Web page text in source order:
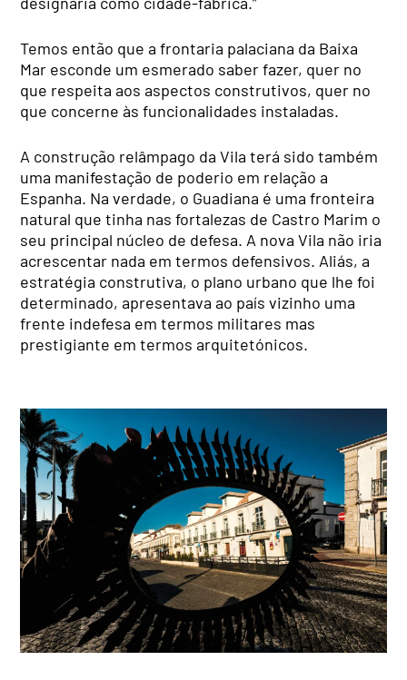
Temos então que a frontaria palaciana da Baixa
Mar esconde um esmerado saber fazer, quer no
que respeita aos aspectos construtivos, quer no
que concerne às funcionalidades instaladas.
A construção relâmpago da Vila terá sido também
uma manifestação de poderio em relação a
Espanha. Na verdade, o Guadiana é uma fronteira
natural que tinha nas fortalezas de Castro Marim o
seu principal núcleo de defesa. A nova Vila não iria
acrescentar nada em termos defensivos. Aliás, a
estratégia construtiva, o plano urbano que lhe foi
determinado, apresentava ao país vizinho uma
frente indefesa em termos militares mas
prestigiante em termos arquitetónicos.